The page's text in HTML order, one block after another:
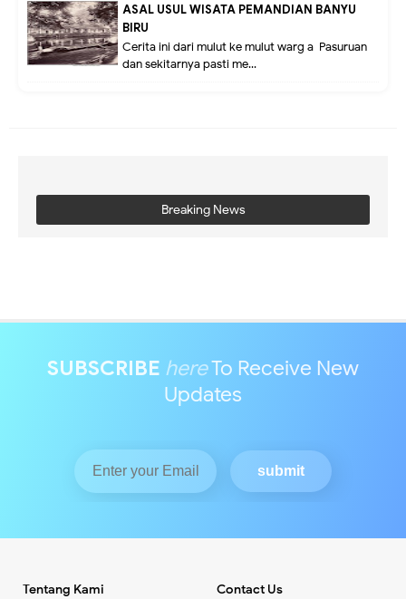
ASAL USUL WISATA PEMANDIAN BANYU
BIRU
Cerita ini dari mulut ke mulut warg a Pasuruan
dan sekitarnya pasti me...
Breaking News
SUBSCRIBE hereTo Receive New
Updates
Tentang Kami Contact Us